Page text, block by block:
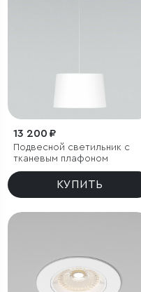
13 200 ₽
Подвесной светильник с
тканевым плафоном
КУПИТЬ